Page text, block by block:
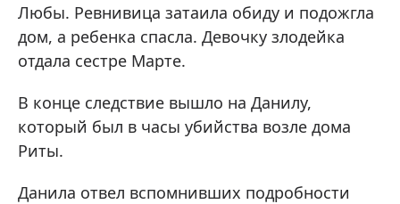
Любы. Ревнивица затаила обиду и подожгла
дом, а ребенка спасла. Девочку злодейка
отдала сестре Марте.
В конце следствие вышло на Данилу,
который был в часы убийства возле дома
Риты.
Данила отвел вспомнивших подробности